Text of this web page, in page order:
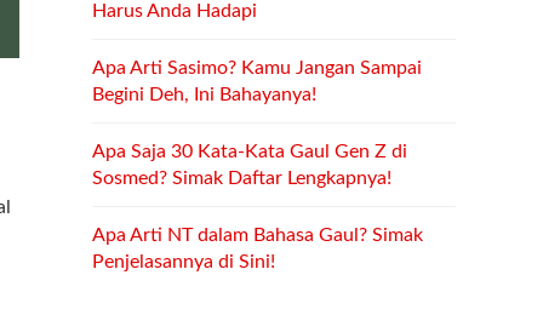
Harus Anda Hadapi
Apa Arti Sasimo? Kamu Jangan Sampai
Begini Deh, Ini Bahayanya!
Apa Saja 30 Kata-Kata Gaul Gen Z di
Sosmed? Simak Daftar Lengkapnya!
Apa Arti NT dalam Bahasa Gaul? Simak
Penjelasannya di Sini!